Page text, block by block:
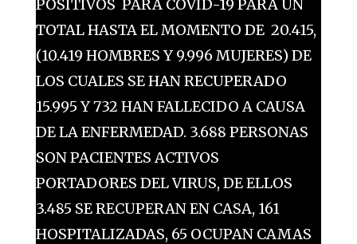
POSITIVOS PARA COVID-19 PARA UN
TOTAL HASTA EL MOMENTO DE 20.415,
(10.419 HOMBRES Y 9.996 MUJERES) DE
LOS CUALES SE HAN RECUPERADO
15.995 Y 732 HAN FALLECIDO A CAUSA
DE LA ENFERMEDAD. 3.688 PERSONAS
SON PACIENTES ACTIVOS
PORTADORES DEL VIRUS, DE ELLOS
3.485 SE RECUPERAN EN CASA, 161
HOSPITALIZADAS, 65 OCUPAN CAMAS